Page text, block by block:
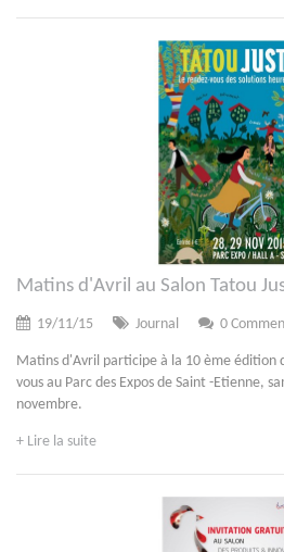
Matins d'Avril au Salon Tatou
19/11/15 Journal 0
Matins d'Avril participe à la 10 ème édition
vous au Parc des Expos de Saint -Etienne,
novembre.
+ Lire la suite